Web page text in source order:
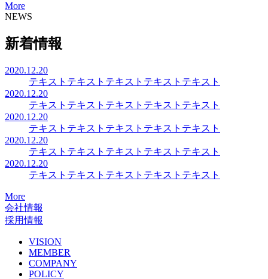
More
NEWS
新着情報
2020.12.20
テキストテキストテキストテキストテキスト
2020.12.20
テキストテキストテキストテキストテキスト
2020.12.20
テキストテキストテキストテキストテキスト
2020.12.20
テキストテキストテキストテキストテキスト
2020.12.20
テキストテキストテキストテキストテキスト
More
会社情報
採用情報
VISION
MEMBER
COMPANY
POLICY